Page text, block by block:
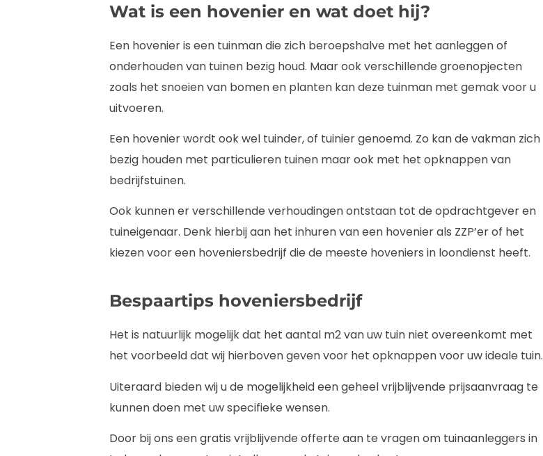
Wat is een hovenier en wat doet hij?
Een hovenier is een tuinman die zich beroepshalve met het aanleggen of
onderhouden van tuinen bezig houd. Maar ook verschillende groenopjecten
zoals het snoeien van bomen en planten kan deze tuinman met gemak voor u
uitvoeren.
Een hovenier wordt ook wel tuinder, of tuinier genoemd. Zo kan de vakman zich
bezig houden met particulieren tuinen maar ook met het opknappen van
bedrijfstuinen.
Ook kunnen er verschillende verhoudingen ontstaan tot de opdrachtgever en
tuineigenaar. Denk hierbij aan het inhuren van een hovenier als ZZP’er of het
kiezen voor een hoveniersbedrijf die de meeste hoveniers in loondienst heeft.
Bespaartips hoveniersbedrijf
Het is natuurlijk mogelijk dat het aantal m2 van uw tuin niet overeenkomt met
het voorbeeld dat wij hierboven geven voor het opknappen voor uw ideale tuin.
Uiteraard bieden wij u de mogelijkheid een geheel vrijblijvende prijsaanvraag te
kunnen doen met uw specifieke wensen.
Door bij ons een gratis vrijblijvende offerte aan te vragen om tuinaanleggers in